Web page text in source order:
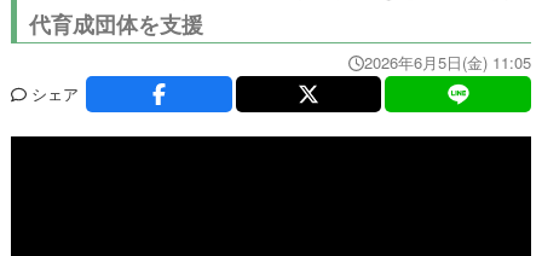
代育成団体を支援
2026年6月5日(金) 11:05
シェア